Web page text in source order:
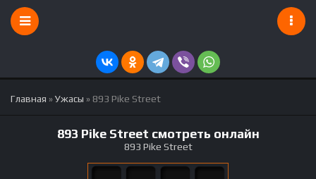
Главная »Ужасы » 893 Pike Street
893 Pike Street смотреть онлайн
893 Pike Street